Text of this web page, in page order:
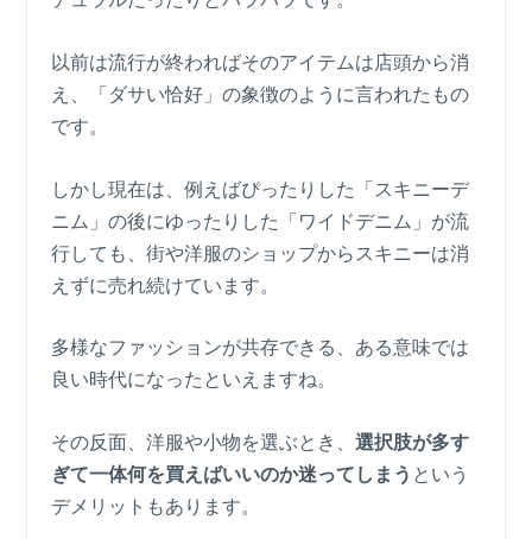
以前は流行が終わればそのアイテムは店頭から消
え、「ダサい恰好」の象徴のように言われたもの
です。
しかし現在は、例えばぴったりした「スキニーデ
ニム」の後にゆったりした「ワイドデニム」が流
行しても、街や洋服のショップからスキニーは消
えずに売れ続けています。
多様なファッションが共存できる、ある意味では
良い時代になったといえますね。
その反面、洋服や小物を選ぶとき、選択肢が多す
ぎて一体何を買えばいいのか迷ってしまう という
デメリットもあります。